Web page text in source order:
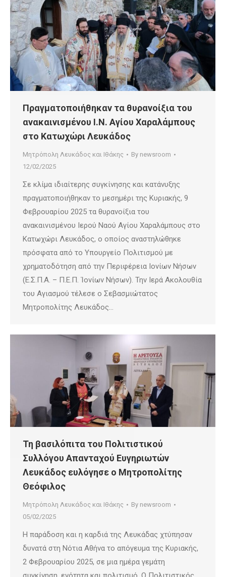
Πραγματοποιήθηκαν τα θυρανοίξια του
ανακαινισμένου Ι.Ν. Αγίου Χαραλάμπους
στο Κατωχώρι Λευκάδος
Μητρόπολη Λευκάδος και Ιθάκης By newsroom
12/02/2025
Σε κλίμα ιδιαίτερης συγκίνησης και κατάνυξης
πραγματοποιήθηκαν το μεσημέρι της Κυριακής, 9
Φεβρουαρίου 2025 τα θυρανοίξια του
ανακαινισμένου Ιερού Ναού Αγίου Χαραλάμπους στο
Κατωχώρι Λευκάδος, ο οποίος αναστηλώθηκε
πρόσφατα από το Υπουργείο Πολιτισμού με
χρηματοδότηση από την Περιφέρεια Ιονίων Νήσων
(Ε.Σ.Π.Α. – Π.Ε.Π. Ἰονίων Νήσων). Την Ιερά Ακολουθία
του Αγιασμού τέλεσε ο Σεβασμιώτατος
Μητροπολίτης Λευκάδος…
Τη βασιλόπιτα του Πολιτιστικού
Συλλόγου Απανταχού Ευγηριωτών
Λευκάδος ευλόγησε ο Μητροπολίτης
Θεόφιλος
Μητρόπολη Λευκάδος και Ιθάκης By newsroom
05/02/2025
Η παράδοση και η καρδιά της Λευκάδας χτύπησαν
δυνατά στη Νότια Αθήνα το απόγευμα της Κυριακής,
2 Φεβρουαρίου 2025, σε μια ημέρα γεμάτη